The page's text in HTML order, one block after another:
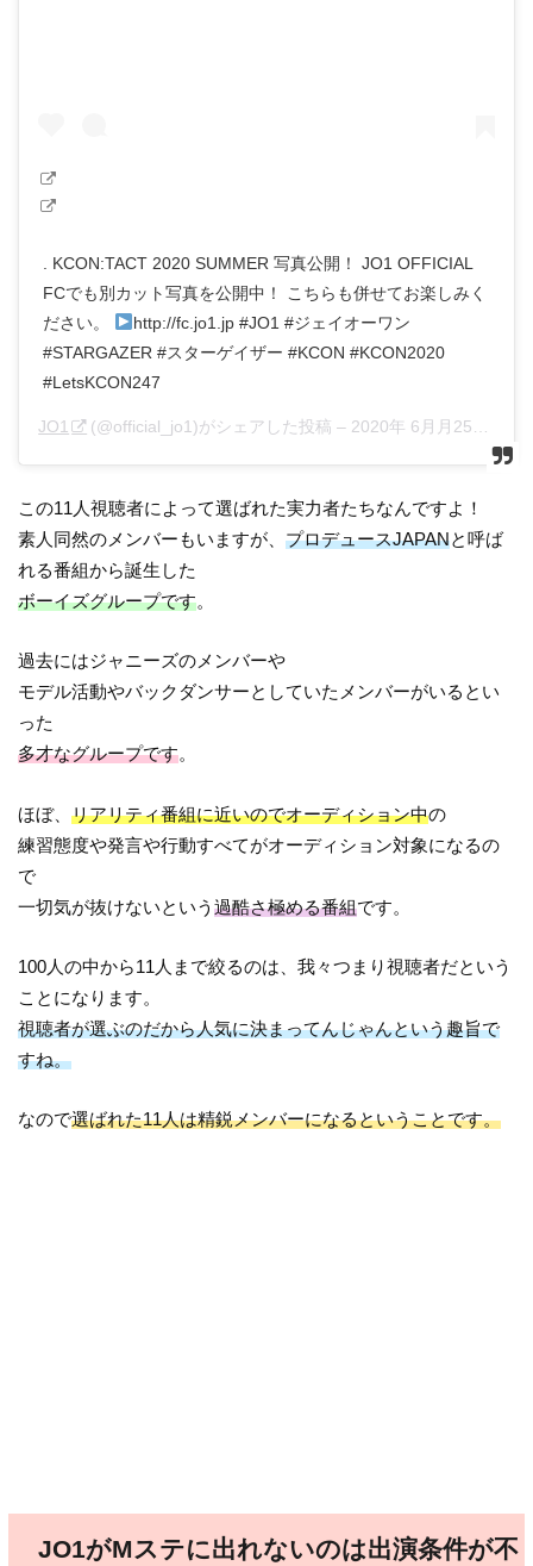
. KCON:TACT 2020 SUMMER 写真公開！ JO1 OFFICIAL
FCでも別カット写真を公開中！ こちらも併せてお楽しみく
ださい。
http://fc.jo1.jp #JO1 #ジェイオーワン
#STARGAZER #スターゲイザー #KCON #KCON2020
#LetsKCON247
JO1 (@official_jo1)がシェアした投稿 – 2020年 6月月25日午前3時00分PDT
この11人視聴者によって選ばれた実力者たちなんですよ！
素人同然のメンバーもいますが、プロデュースJAPANと呼ば
れる番組から誕生した
ボーイズグループです。
過去にはジャニーズのメンバーや
モデル活動やバックダンサーとしていたメンバーがいるとい
った
多才なグループです。
ほぼ、リアリティ番組に近いのでオーディション中の
練習態度や発言や行動すべてがオーディション対象になるの
で
一切気が抜けないという過酷さ極める番組です。
100人の中から11人まで絞るのは、我々つまり視聴者だという
ことになります。
視聴者が選ぶのだから人気に決まってんじゃんという趣旨で
すね。
なので選ばれた11人は精鋭メンバーになるということです。
JO1がMステに出れないのは出演条件が不